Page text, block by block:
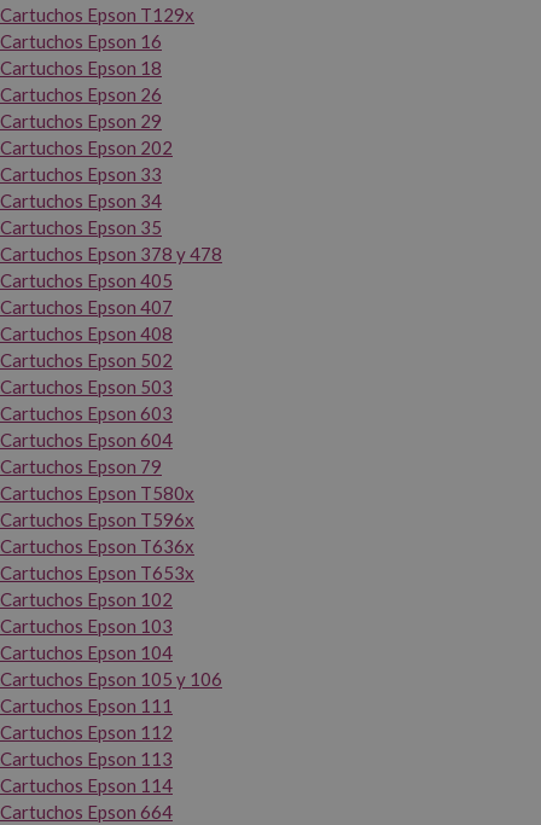
Cartuchos Epson T129x
Cartuchos Epson 16
Cartuchos Epson 18
Cartuchos Epson 26
Cartuchos Epson 29
Cartuchos Epson 202
Cartuchos Epson 33
Cartuchos Epson 34
Cartuchos Epson 35
Cartuchos Epson 378 y 478
Cartuchos Epson 405
Cartuchos Epson 407
Cartuchos Epson 408
Cartuchos Epson 502
Cartuchos Epson 503
Cartuchos Epson 603
Cartuchos Epson 604
Cartuchos Epson 79
Cartuchos Epson T580x
Cartuchos Epson T596x
Cartuchos Epson T636x
Cartuchos Epson T653x
Cartuchos Epson 102
Cartuchos Epson 103
Cartuchos Epson 104
Cartuchos Epson 105 y 106
Cartuchos Epson 111
Cartuchos Epson 112
Cartuchos Epson 113
Cartuchos Epson 114
Cartuchos Epson 664